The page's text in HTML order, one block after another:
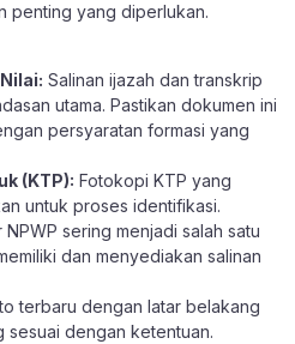
penting yang diperlukan.
Salinan ijazah dan transkrip
utama. Pastikan dokumen ini
persyaratan formasi yang
(KTP): Fotokopi KTP yang
untuk proses identifikasi.
NPWP sering menjadi salah satu
dan menyediakan salinan
terbaru dengan latar belakang
sesuai dengan ketentuan.